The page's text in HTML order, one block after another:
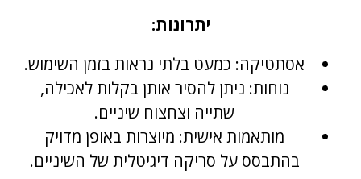
יתרונות:
אסתטיקה: כמעט בלתי נראות בזמן השימוש.
נוחות: ניתן להסיר אותן בקלות לאכילה,
שתייה וצחצוח שיניים.
מותאמות אישית: מיוצרות באופן מדויק
בהתבסס על סריקה דיגיטלית של השיניים.